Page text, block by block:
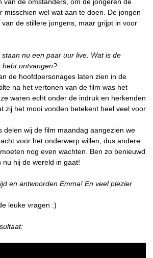
misschien wel wat aan te doen. De jongen
de stillere jongens, maar grijpt in voor
nu een paar uur live. Wat is de
hebt ontvangen?
de hoofdpersonages laten zien in de
na het vertonen van de film was het
waren echt onder de indruk en herkenden
zij het mooi vonden betekent heel veel voor
delen wij de film maandag aangezien we
voor het onderwerp willen, dus andere
nog even wachten. Ben zo benieuwd
hij de wereld in gaat!
en antwoorden Emma! En veel plezier
leuke vragen :)